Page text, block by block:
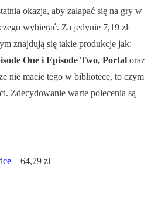
okazja, aby załapać się na gry w
wybierać. Za jedynie 7,19 zł
znajdują się takie produkcje jak:
One i Episode Two, Portal oraz
nie macie tego w bibliotece, to czym
Zdecydowanie warte polecenia są
– 64,79 zł